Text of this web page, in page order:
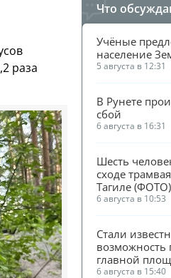
раза
Что
Учёные
население
5 августа в 12:31
В Рунете
сбой
6 августа в 16:31
Шесть
сходе
Тагиле (ФОТО)
6 августа в 10:53
Стали
возможность
главной
6 августа в 15:40